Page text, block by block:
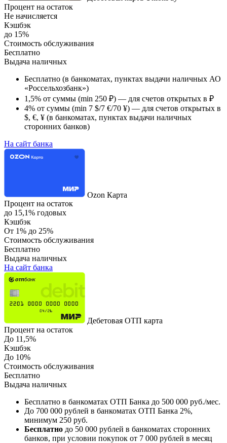
Процент на остаток
Не начисляется
Кэшбэк
до 15%
Стоимость обслуживания
Бесплатно
Выдача наличных
Бесплатно (в банкоматах, пунктах выдачи наличных АО
«Россельхозбанк»)
1,5% от суммы (min 250 ₽) — для счетов открытых в ₽
4% от суммы (min 7 $/7 €/70 ¥) — для счетов открытых в
$, €, ¥ (в банкоматах, пунктах выдачи наличных
сторонних банков)
На сайт банка
Ozon Карта
Процент на остаток
до 15,1% годовых
Кэшбэк
От 1% до 25%
Стоимость обслуживания
Бесплатно
Выдача наличных
На сайт банка
Дебетовая ОТП карта
Процент на остаток
До 11,5%
Кэшбэк
До 10%
Стоимость обслуживания
Бесплатно
Выдача наличных
Бесплатно в банкоматах ОТП Банка до 500 000 руб./мес.
До 700 000 рублей в банкоматах ОТП Банка 2%,
минимум 250 руб.
Бесплатно до 50 000 рублей в банкоматах сторонних
банков, при условии покупок от 7 000 рублей в месяц